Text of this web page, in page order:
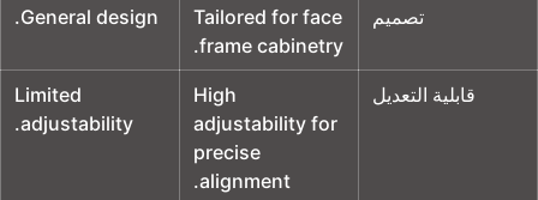
تصميم
Tailored for face
frame cabinetry
.
General design
.
قابلية التعديل
High
adjustability for
precise
alignment
.
Limited
adjustability
.